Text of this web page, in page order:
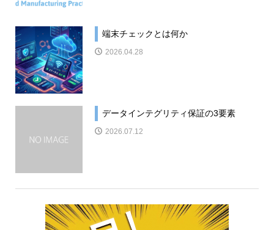
端末チェックとは何か
2026.04.28
データインテグリティ保証の3要素
2026.07.12